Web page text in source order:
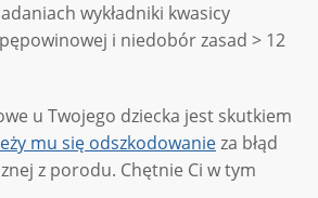
wykładniki kwasicy
i niedobór zasad > 12
u Twojego dziecka jest skutkiem
mu się odszkodowanieza błąd
z porodu. Chętnie Ci w tym